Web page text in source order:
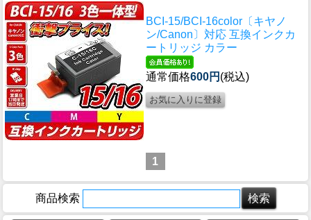
BCI-15/BCI-16color〔キヤノ
ン/Canon〕対応 互換インクカ
ートリッジ カラー
通常価格600円 (税込)
1
商品検索